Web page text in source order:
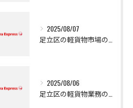
2025/08/07
2025/08/06